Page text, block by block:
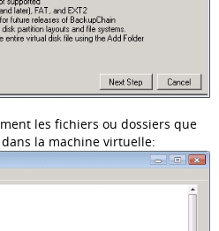
les fichiers ou dossiers que
la machine virtuelle: